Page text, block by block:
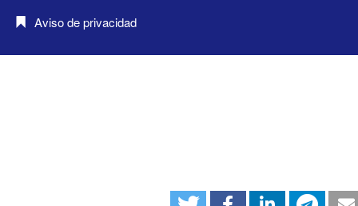
Aviso de privacidad